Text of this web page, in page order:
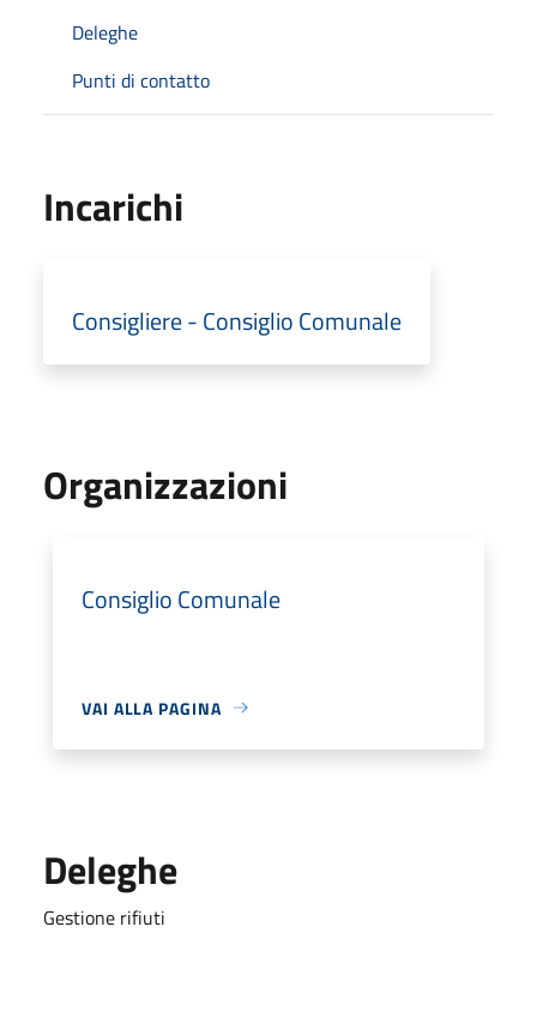
Deleghe
Punti di contatto
Incarichi
Consigliere - Consiglio Comunale
Organizzazioni
Consiglio Comunale
VAI ALLA PAGINA
Deleghe
Gestione rifiuti